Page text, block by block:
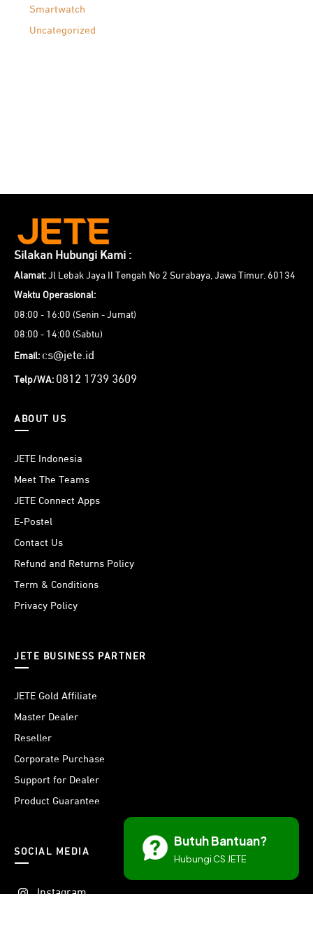
Smartwatch
Uncategorized
Silakan Hubungi Kami :
Alamat: Jl Lebak Jaya II Tengah No 2 Surabaya, Jawa Timur. 60134
Waktu Operasional:
08:00 - 16:00 (Senin - Jumat)
08:00 - 14:00 (Sabtu)
Email: cs@jete.id
Telp/WA: 0812 1739 3609
ABOUT US
JETE Indonesia
Meet The Teams
JETE Connect Apps
E-Postel
Contact Us
Refund and Returns Policy
Term & Conditions
Privacy Policy
JETE BUSINESS PARTNER
JETE Gold Affiliate
Master Dealer
Reseller
Corporate Purchase
Support for Dealer
Product Guarantee
SOCIAL MEDIA
Instagram
Butuh Bantuan?
Hubungi CS JETE